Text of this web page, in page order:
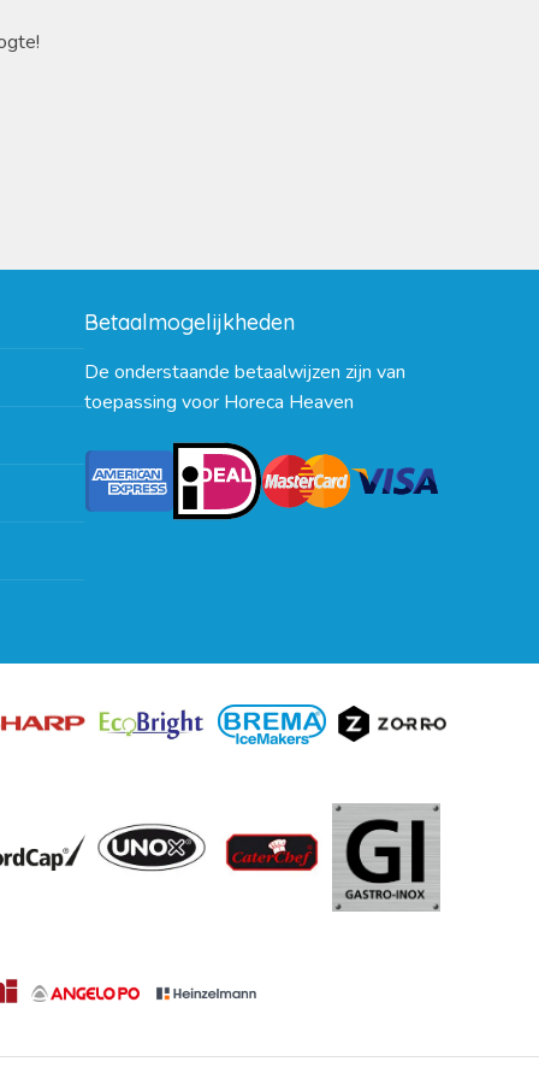
Betaalmogelijkheden
De onderstaande betaalwijzen zijn van
toepassing voor Horeca Heaven